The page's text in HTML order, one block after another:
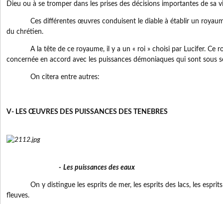
Dieu ou à se tromper dans les prises des décisions importantes de sa
Ces différentes œuvres conduisent le diable à établir un royaume
du chrétien.
A la tête de ce royaume, il y a un « roi » choisi par Lucifer. Ce
concernée en accord avec les puissances démoniaques qui sont sous
On citera entre autres:
V- LES ŒUVRES DES PUISSANCES DES TENEBRES
- Les puissances des eaux
On y distingue les esprits de mer, les esprits des lacs, les esprits
fleuves.